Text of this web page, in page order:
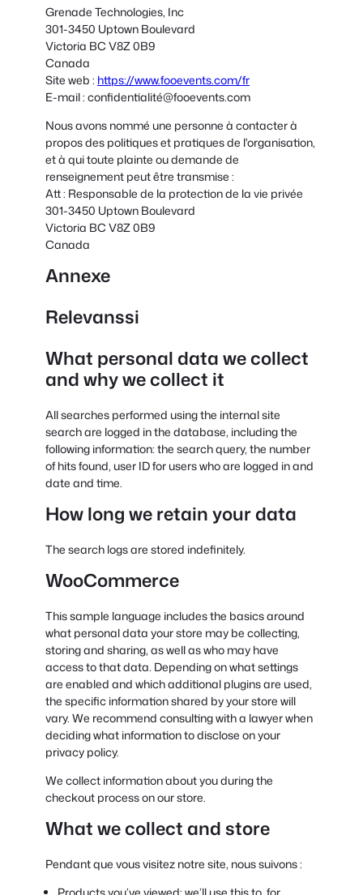
Grenade Technologies, Inc
301-3450 Uptown Boulevard
Victoria BC V8Z 0B9
Canada
Site web : https://www.fooevents.com/fr
E-mail : confidentialité@fooevents.com
Nous avons nommé une personne à contacter à
propos des politiques et pratiques de l'organisation,
et à qui toute plainte ou demande de
renseignement peut être transmise :
Att : Responsable de la protection de la vie privée
301-3450 Uptown Boulevard
Victoria BC V8Z 0B9
Canada
Annexe
Relevanssi
What personal data we collect
and why we collect it
All searches performed using the internal site
search are logged in the database, including the
following information: the search query, the number
of hits found, user ID for users who are logged in and
date and time.
How long we retain your data
The search logs are stored indefinitely.
WooCommerce
This sample language includes the basics around
what personal data your store may be collecting,
storing and sharing, as well as who may have
access to that data. Depending on what settings
are enabled and which additional plugins are used,
the specific information shared by your store will
vary. We recommend consulting with a lawyer when
deciding what information to disclose on your
privacy policy.
We collect information about you during the
checkout process on our store.
What we collect and store
Pendant que vous visitez notre site, nous suivons :